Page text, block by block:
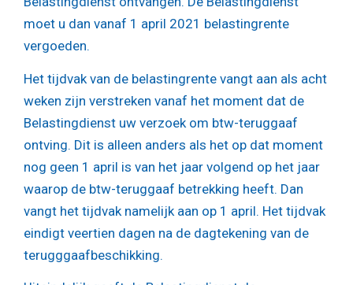
moet u dan vanaf 1 april 2021 belastingrente
vergoeden.
Het tijdvak van de belastingrente vangt aan als acht
weken zijn verstreken vanaf het moment dat de
Belastingdienst uw verzoek om btw-teruggaaf
ontving. Dit is alleen anders als het op dat moment
nog geen 1 april is van het jaar volgend op het jaar
waarop de btw-teruggaaf betrekking heeft. Dan
vangt het tijdvak namelijk aan op 1 april. Het tijdvak
eindigt veertien dagen na de dagtekening van de
terugggaafbeschikking.